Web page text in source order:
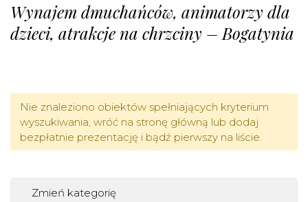
Wynajem dmuchańców, animatorzy dla
dzieci, atrakcje na chrzciny – Bogatynia
Nie znaleziono obiektów spełniających kryterium
wyszukiwania, wróć na stronę główną lub dodaj
bezpłatnie prezentację i bądź pierwszy na liście.
Zmień kategorię